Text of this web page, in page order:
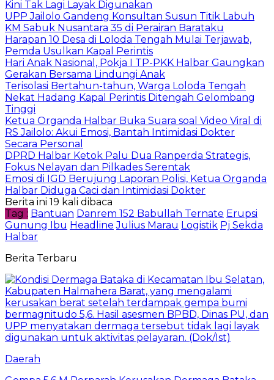
Kini Tak Lagi Layak Digunakan
UPP Jailolo Gandeng Konsultan Susun Titik Labuh
KM Sabuk Nusantara 35 di Perairan Barataku
Harapan 10 Desa di Loloda Tengah Mulai Terjawab,
Pemda Usulkan Kapal Perintis
Hari Anak Nasional, Pokja I TP-PKK Halbar Gaungkan
Gerakan Bersama Lindungi Anak
Terisolasi Bertahun-tahun, Warga Loloda Tengah
Nekat Hadang Kapal Perintis Ditengah Gelombang
Tinggi
Ketua Organda Halbar Buka Suara soal Video Viral di
RS Jailolo: Akui Emosi, Bantah Intimidasi Dokter
Secara Personal
DPRD Halbar Ketok Palu Dua Ranperda Strategis,
Fokus Nelayan dan Pilkades Serentak
Emosi di IGD Berujung Laporan Polisi, Ketua Organda
Halbar Diduga Caci dan Intimidasi Dokter
Berita ini 19 kali dibaca
Tag : Bantuan Danrem 152 Babullah Ternate Erupsi
Gunung Ibu Headline Julius Marau Logistik Pj Sekda
Halbar
Berita Terbaru
Daerah